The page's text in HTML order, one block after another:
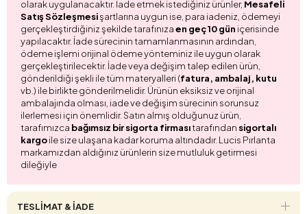
olarak uygulanacaktır. İade etmek istediğiniz ürünler, Mesafeli
Satış Sözleşmesişartlarına uygun ise, para iadeniz, ödemeyi
gerçekleştirdiğiniz şekilde tarafınızaen geç 10 gün içerisinde
yapılacaktır. İade sürecinin tamamlanmasının ardından,
ödeme işlemi orijinal ödeme yönteminiz ile uygun olarak
gerçekleştirilecektir. İade veya değişim talep edilen ürün,
gönderildiği şekli ile tüm materyalleri (fatura, ambalaj, kutu
vb.) ile birlikte gönderilmelidir. Ürünün eksiksiz ve orijinal
ambalajında olması, iade ve değişim sürecinin sorunsuz
ilerlemesi için önemlidir. Satın almış olduğunuz ürün,
tarafımızca bağımsız bir sigorta firmasıtarafından sigortalı
kargoile size ulaşana kadar koruma altındadır. Lucis Pırlanta
markamızdan aldığınız ürünlerin size mutluluk getirmesi
dileğiyle
TESLİMAT & İADE